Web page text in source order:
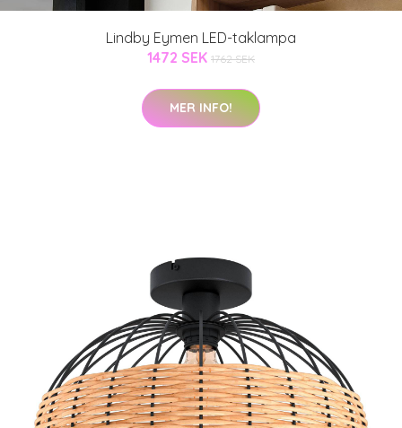
Lindby Eymen LED-taklampa
1472 SEK 1762 SEK
MER INFO!